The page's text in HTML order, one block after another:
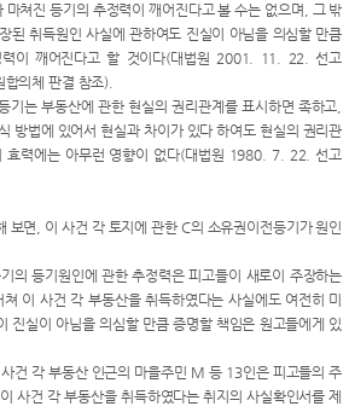
쳐진 등기의 추정력이 깨어진다고 볼 수는 없으며
그 밖
된 취득원인 사실에 관하여도 진실이 아님을 의심할 만큼
이 깨어진다고 할 것이다(대법원 2001. 11. 22.선고
합의체 판결 참조).
기는 부동산에 관한 현실의 권리관계를 표시하면 족하고
방법에 있어서 현실과 차이가 있다 하여도 현실의 권리관
효력에는 아무런 영향이 없다(대법원 1980. 7. 22.선고
보면
이 사건 각 토지에 관한 C의 소유권이전등기가 원인
의 등기원인에 관한 추정력은 피고들이 새로이 주장하는
쳐 이 사건 각 부동산을 취득하였다는 사실에도 여전히 미
진실이 아님을 의심할 만큼 증명할 책임은 원고들에게 있
건 각 부동산 인근의 마을주민 M등 13인은 피고들의 주
사건 각 부동산을 취득하였다는 취지의 사실확인서를 제